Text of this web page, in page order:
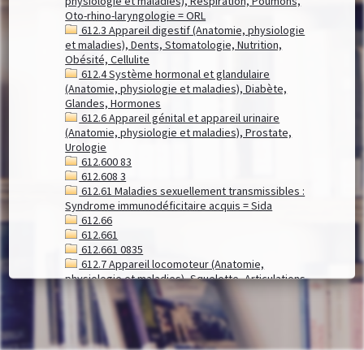
Oto-rhino-laryngologie = ORL
612.3 Appareil digestif (Anatomie, physiologie
et maladies), Dents, Stomatologie, Nutrition,
Obésité, Cellulite
612.4 Système hormonal et glandulaire
(Anatomie, physiologie et maladies), Diabète,
Glandes, Hormones
612.6 Appareil génital et appareil urinaire
(Anatomie, physiologie et maladies), Prostate,
Urologie
612.600 83
612.608 3
612.61 Maladies sexuellement transmissibles :
Syndrome immunodéficitaire acquis = Sida
612.66
612.661
612.661 0835
612.7 Appareil locomoteur (Anatomie,
physiologie et maladies), Squelette, Articulations,
Muscles, Arthrites, Rhumatismes, Mal de dos,
Ostéoporose, Orthopédie, Arthroses, Myopathies
612.79 Téguments (Anatomie, physiologie et
maladies) : Peau (fonction, vieillissement),